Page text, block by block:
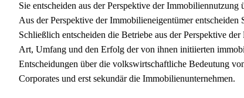
Sie entscheiden aus der Perspektive der
Aus der Perspektive der Immobilieneigentümer
Schließlich entscheiden die Betriebe aus der Perspektive
Art, Umfang und den Erfolg der von ihnen initiierten
Entscheidungen über die volkswirtschaftliche Bedeutung
Corporates und erst sekundär die Immobilienunternehmen.